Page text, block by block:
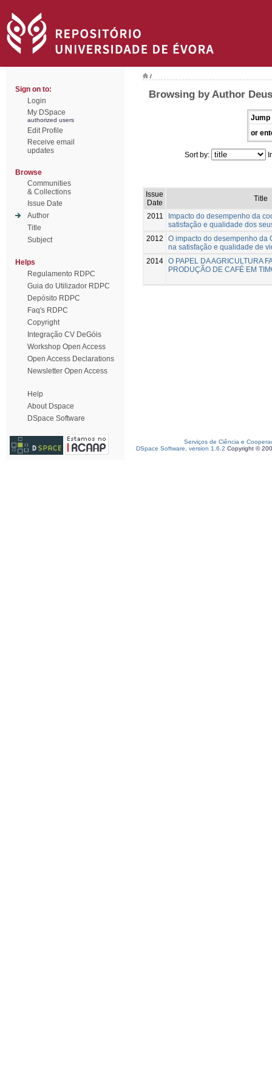
Sign on to:
Login
My DSpace
authorized users
Edit Profile
Receive email
updates
Browse
Communities
& Collections
Issue Date
Author
Title
Subject
Helps
Regulamento RDPC
Guia do Utilizador RDPC
Depósito RDPC
Faq's RDPC
Copyright
Integração CV DeGóis
Workshop Open Access
Open Access Declarations
Newsletter Open Access
Help
About Dspace
DSpace Software
/
Browsing by Author
Jump
or
Sort by:
Issue
Date
Title
2011
Impacto do desempenho da
satisfação e qualidade dos
2012
O impacto do desempenho da
na satisfação e qualidade de
2014 O PAPEL DA AGRICULTURA
PRODUÇÃO DE CAFÉ EM
Serviços de Ciência e
DSpace Software, version 1.6.2 Copyright ©